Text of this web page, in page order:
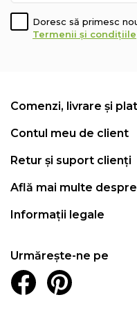
Doresc să primesc
Termenii și condițiile
Comenzi, livrare și
Contul meu de client
Retur și suport clienți
Află mai multe
Informații legale
Urmărește-ne pe